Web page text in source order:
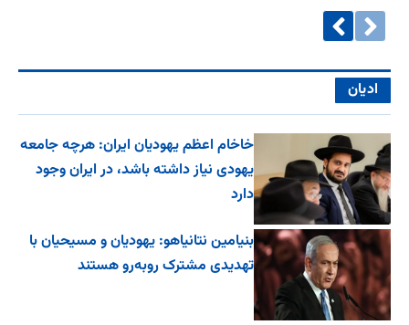
ادیان
خاخام اعظم یهودیان ایران: هرچه جامعه
یهودی نیاز داشته باشد، در ایران وجود
دارد
بنیامین نتانیاهو: یهودیان و مسیحیان با
تهدیدی مشترک روبه‌رو هستند